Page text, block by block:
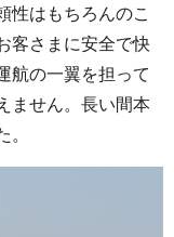
性はもちろんのこ
客さまに安全で快
航の一翼を担って
ません。長い間本
。